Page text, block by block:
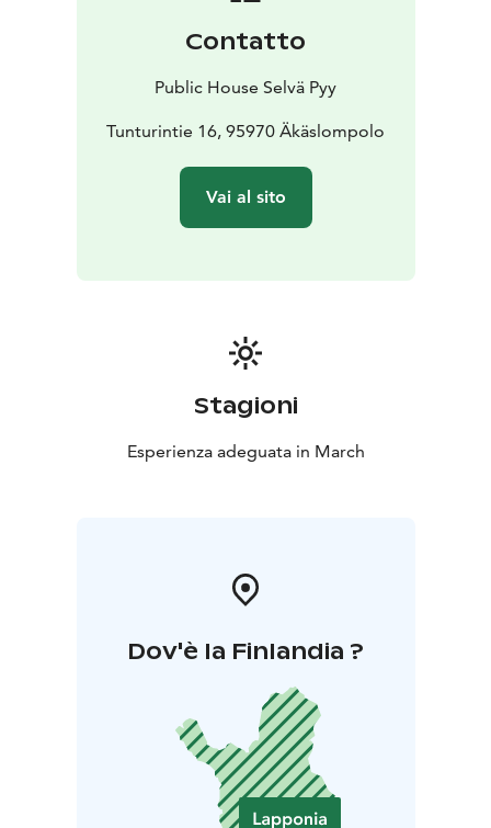
jahtaavan pillastuneen koiran kaltaiseksi raivokkaana
junnaavaksi rock -paasaukseski. Yhtyeen kuudes albumi
Oli kerran ryytimaassa... julkaistiin 2025.
illan tutusti 21.00 soolosetillä, bändi aloitta n.
Contatto
Public House Selvä Pyy
Tunturintie 16, 95970 Äkäslompolo
Vai al sito
Stagioni
Esperienza adeguata in March
Dov'è la Finlandia ?